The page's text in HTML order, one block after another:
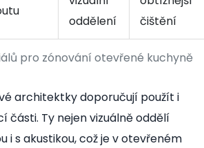
pro zónování otevřené kuchyně
oddělení
čištění
architektky doporučují použít i
části. Ty nejen vizuálně oddělí
i s akustikou, což je v otevřeném